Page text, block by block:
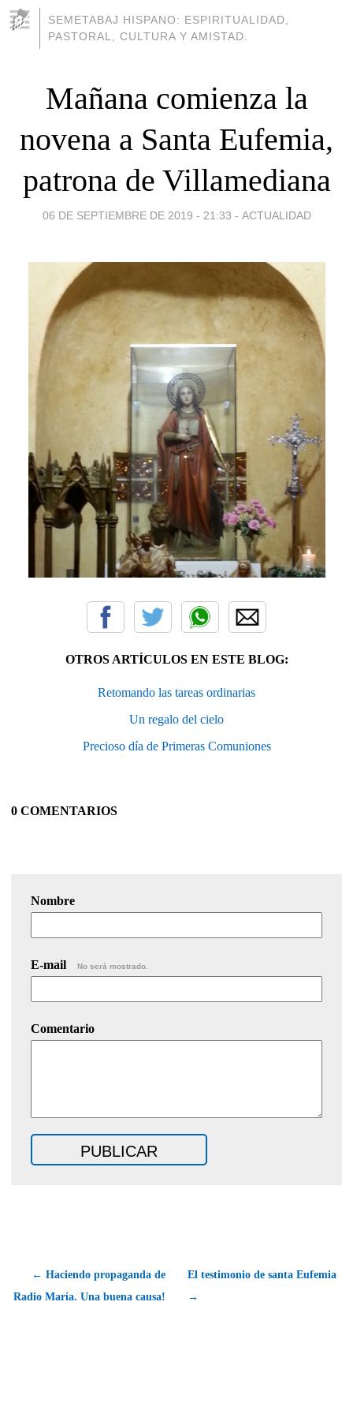
SEMETABAJ HISPANO: ESPIRITUALIDAD,
PASTORAL, CULTURA Y AMISTAD.
Mañana comienza la
novena a Santa Eufemia,
patrona de Villamediana
06 DE SEPTIEMBRE DE 2019 - 21:33 - ACTUALIDAD
OTROS ARTÍCULOS EN ESTE BLOG:
Retomando las tareas ordinarias
Un regalo del cielo
Precioso día de Primeras Comuniones
0 COMENTARIOS
Nombre
E-mail No será mostrado.
Comentario
← Haciendo propaganda de
Radio María. Una buena causa!
El testimonio de santa Eufemia
→